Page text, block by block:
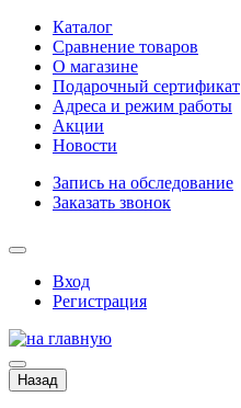
Каталог
Сравнение товаров
О магазине
Подарочный сертификат
Адреса и режим работы
Акции
Новости
Запись на обследование
Заказать звонок
Вход
Регистрация
Назад